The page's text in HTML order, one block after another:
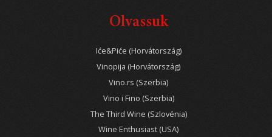
Olvassuk
Iće&Piće (Horvátország)
Vinopija (Horvátország)
Vino.rs (Szerbia)
Vino i Fino (Szerbia)
The Third Wine (Szlovénia)
Wine Enthusiast (USA)